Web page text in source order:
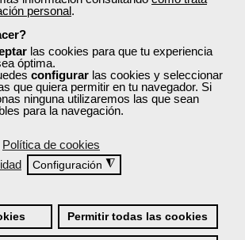
personal.
las cookies para que tu experiencia
óptima.
configurar las cookies y seleccionar
que quiera permitir en tu navegador. Si
ninguna utilizaremos las que sean
para la navegación.
Política de cookies
Configuración ◮
Permitir todas las cookies
responsable y
en la industria...
Curso Gratuito
185 horas
Online (toda España)
Matrícula cerrada
2 222